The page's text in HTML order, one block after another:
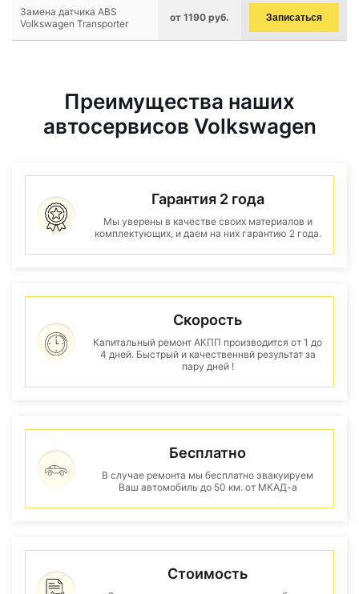
Замена датчика ABS
Volkswagen Transporter
от 1190 руб. Записаться
Преимущества наших
автосервисов Volkswagen
Гарантия 2 года
Мы уверены в качестве своих материалов и
комплектующих, и даем на них гарантию 2 года.
Скорость
Капитальный ремонт АКПП производится от 1 до
4 дней. Быстрый и качественнвй результат за
пару дней !
Бесплатно
В случае ремонта мы бесплатно эвакуируем
Ваш автомобиль до 50 км. от МКАД-а
Стоимость